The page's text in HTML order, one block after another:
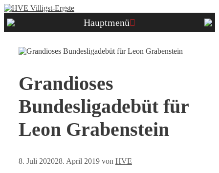
Zum
springen
Hauptmenü
Grandioses
Bundesligadebüt für
Leon Grabenstein
8. Juli 202028. April 2019 von HVE